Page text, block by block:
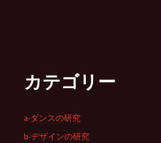
カテゴリー
a-ダンスの研究
b-デザインの研究